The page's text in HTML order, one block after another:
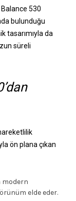
530
bulunduğu
tasarımıyla da
süreli
ön plana çıkan
modern
elde eder.